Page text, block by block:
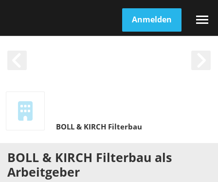
Anmelden
BOLL & KIRCH Filterbau
BOLL & KIRCH Filterbau als
Arbeitgeber